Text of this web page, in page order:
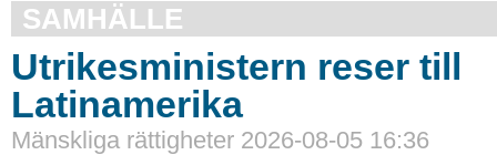
SAMHÄLLE
Utrikesministern reser till
Latinamerika
Mänskliga rättigheter 2026-08-05 16:36